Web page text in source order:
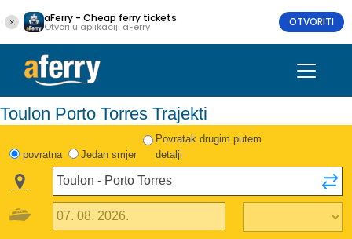
aFerry - Cheap ferry tickets
Otvori u aplikaciji aFerry OTVORITI
Toulon Porto Torres Trajekti
povratna Jedan smjer
Povratak drugim putem
detalji